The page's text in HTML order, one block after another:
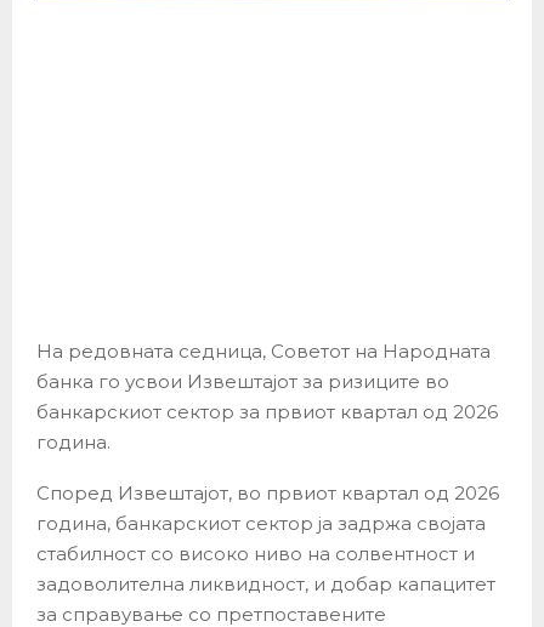
На редовната седница, Советот на Народната
банка го усвои Извештајот за ризиците во
банкарскиот сектор за првиот квартал од 2026
година.
Според Извештајот, во првиот квартал од 2026
година, банкарскиот сектор ја задржа својата
стабилност со високо ниво на солвентност и
задоволителна ликвидност, и добар капацитет
за справување со претпоставените